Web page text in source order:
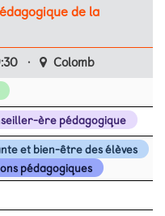
de la
· Colomb
ère pédagogique
et bien-être des élèves
pédagogiques